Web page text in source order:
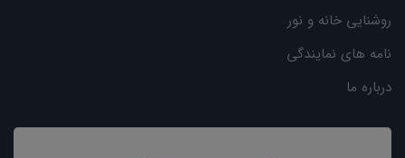
روشنایی خانه و نور
نامه های نمایندگی
درباره ما